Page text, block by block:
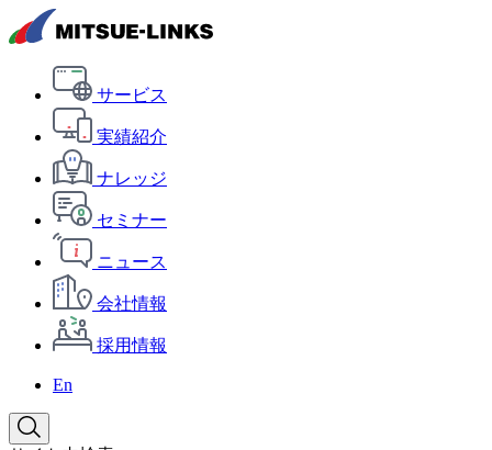
サービス
実績紹介
ナレッジ
セミナー
ニュース
会社情報
採用情報
En